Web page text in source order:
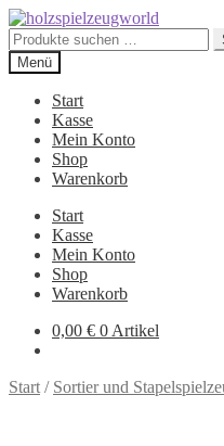
Zur
Navigation
springen
Zum
Inhalt
springen
Suchen
nach:
Menü
Start
Kasse
Mein Konto
Shop
Warenkorb
Start
Kasse
Mein Konto
Shop
Warenkorb
0,00 € 0 Artikel
Start / Sortier und